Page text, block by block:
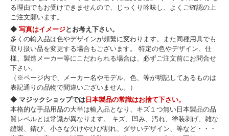
る理由でもお受けできませんので、じっくり吟味し、よくご確認の上
ご注文願います。
◆ 写真はイメージとお考え下さい。
多くの輸入品は色やデザインが頻繁に変わります。また同種用具でも
取り扱い品を変更する場合もございます。 特定の色やデザイン、仕
様、製造メーカー等にこだわられる場合は、必ずご注文前にお問合せ
下さい。
（※ページ内で、メーカー名やモデル、色、等が明記してあるものは
表記通りの品物で間違いございません。）
◆ マジックショップでは 日本製品の常識はお捨て下さい。
本格的な手品用品の大半は輸入品となり、キズ１つ無い日本製品の品
質レベルとは常識が異なります。 キズ、凹み、汚れ、塗装剥げ、雑な
縫製、錆び、小さな欠けやひび割れ、ダサいデザイン、等など・・・